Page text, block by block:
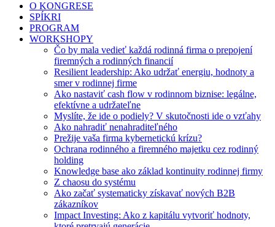
O KONGRESE
SPÍKRI
PROGRAM
WORKSHOPY
Čo by mala vedieť každá rodinná firma o prepojení
firemných a rodinných financií
Resilient leadership: Ako udržať energiu, hodnoty a
smer v rodinnej firme
Ako nastaviť cash flow v rodinnom biznise: legálne,
efektívne a udržateľne
Myslíte, že ide o podiely? V skutočnosti ide o vzťahy
Ako nahradiť nenahraditeľného
Prežije vaša firma kybernetickú krízu?
Ochrana rodinného a firemného majetku cez rodinný
holding
Knowledge base ako základ kontinuity rodinnej firmy
Z chaosu do systému
Ako začať systematicky získavať nových B2B
zákazníkov
Impact Investing: Ako z kapitálu vytvoriť hodnoty,